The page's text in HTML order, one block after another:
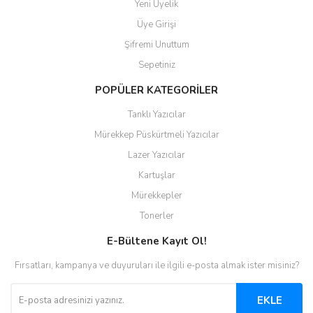
Yeni Üyelik
Üye Girişi
Şifremi Unuttum
Sepetiniz
POPÜLER KATEGORİLER
Tanklı Yazıcılar
Mürekkep Püskürtmeli Yazıcılar
Lazer Yazıcılar
Kartuşlar
Mürekkepler
Tonerler
E-Bültene Kayıt Ol!
Fırsatları, kampanya ve duyuruları ile ilgili e-posta almak ister misiniz?
EKLE